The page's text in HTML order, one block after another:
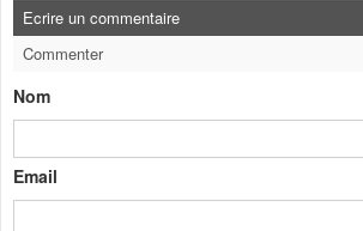
Ecrire un commentaire
Commenter
Nom
Email